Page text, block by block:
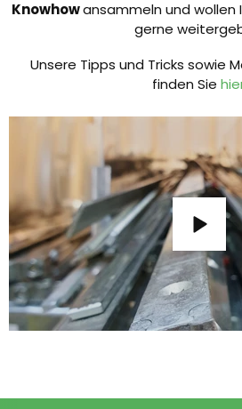
Knowhowansammeln und wollen
gerne
Unsere Tipps und Tricks sowie
finden Sie